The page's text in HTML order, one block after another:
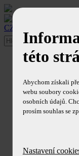
CZ
O časopise
Redakční
Ohlasy
Obsah časopisu
Články
Zprávy
této
Abychom získali
webu soubory
osobních údajů.
prosím souhlas se
Nastavení